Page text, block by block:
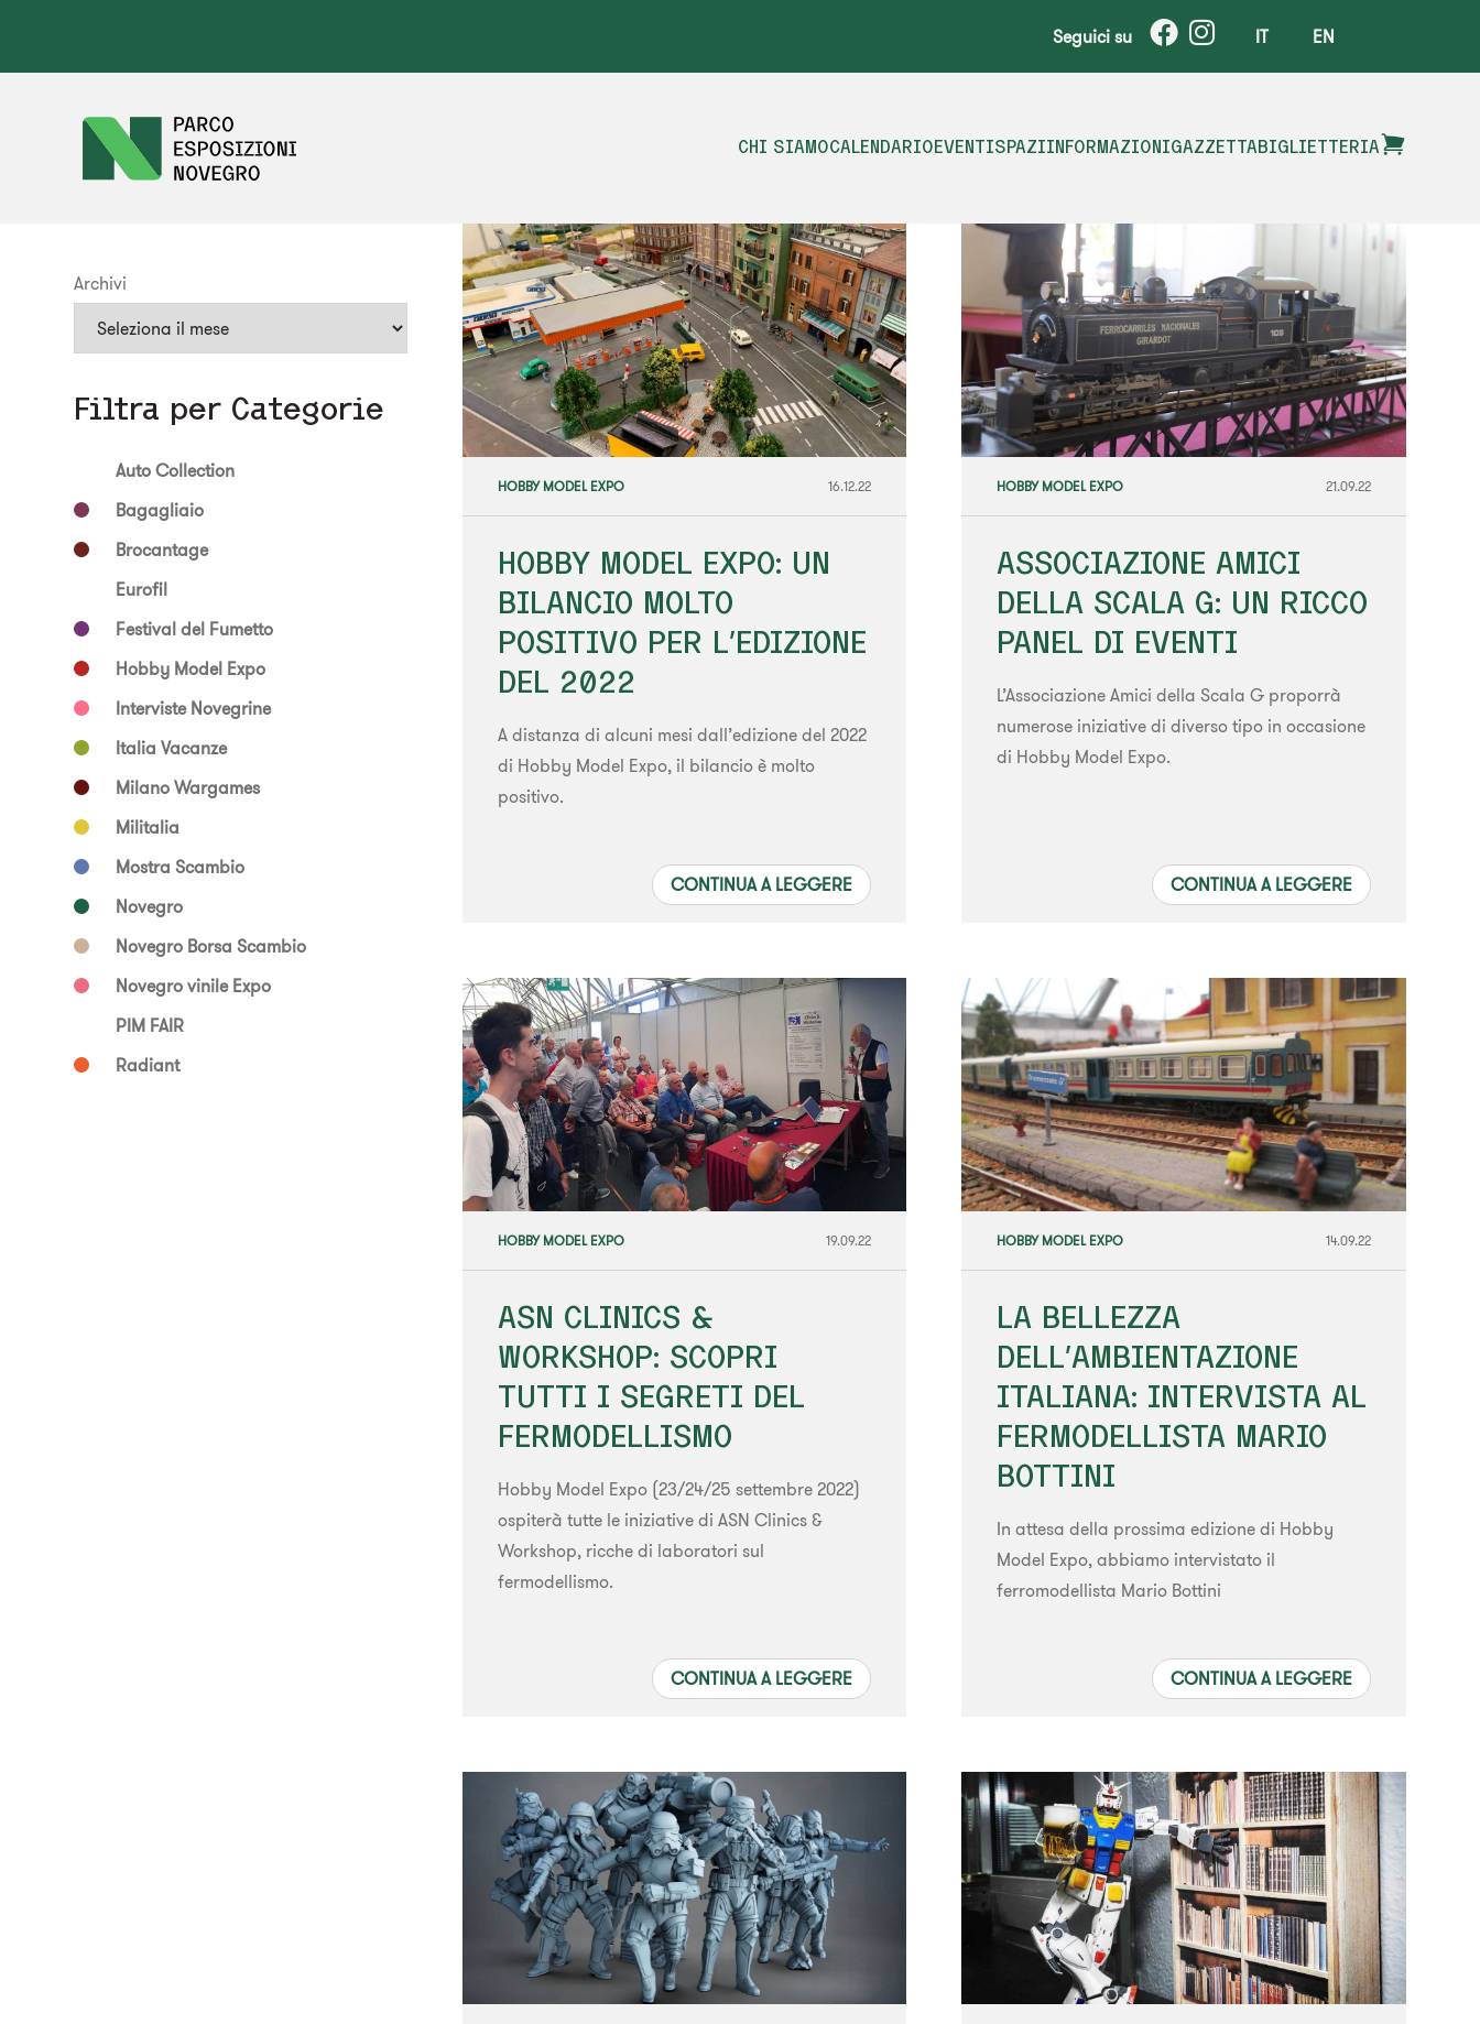
Seguici su IT EN
CHI SIAMOCALENDARIOEVENTISPAZIINFORMAZIONIGAZZETTABIGLIETTERIA
HOBBY MODEL EXPO 16.12.22
HOBBY MODEL EXPO: UN
BILANCIO MOLTO
POSITIVO PER L’EDIZIONE
DEL 2022
A distanza di alcuni mesi dall’edizione del 2022
di Hobby Model Expo, il bilancio è molto
positivo.
CONTINUA A LEGGERE
HOBBY MODEL EXPO 21.09.22
ASSOCIAZIONE AMICI
DELLA SCALA G: UN RICCO
PANEL DI EVENTI
L’Associazione Amici della Scala G proporrà
numerose iniziative di diverso tipo in occasione
di Hobby Model Expo.
CONTINUA A LEGGERE
HOBBY MODEL EXPO 19.09.22
ASN CLINICS &
WORKSHOP: SCOPRI
TUTTI I SEGRETI DEL
FERMODELLISMO
Hobby Model Expo (23/24/25 settembre 2022)
ospiterà tutte le iniziative di ASN Clinics &
Workshop, ricche di laboratori sul
fermodellismo.
CONTINUA A LEGGERE
HOBBY MODEL EXPO 14.09.22
LA BELLEZZA
DELL’AMBIENTAZIONE
ITALIANA: INTERVISTA AL
FERMODELLISTA MARIO
BOTTINI
In attesa della prossima edizione di Hobby
Model Expo, abbiamo intervistato il
ferromodellista Mario Bottini
CONTINUA A LEGGERE
Archivi
Filtra per Categorie
Auto Collection
Bagagliaio
Brocantage
Eurofil
Festival del Fumetto
Hobby Model Expo
Interviste Novegrine
Italia Vacanze
Milano Wargames
Militalia
Mostra Scambio
Novegro
Novegro Borsa Scambio
Novegro vinile Expo
PIM FAIR
Radiant